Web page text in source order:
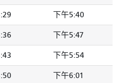
下午5:40
下午5:47
下午5:54
下午6:01